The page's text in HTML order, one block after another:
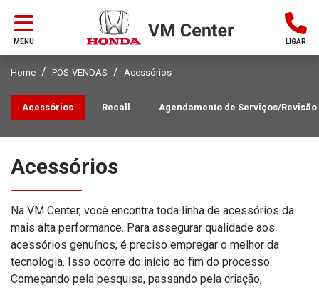
MENU LIGAR
Home PÓS-VENDAS Acessórios
Recall Agendamento de Serviços/Revisão
Acessórios
Acessórios
Na VM Center, você encontra toda linha de acessórios da
mais alta performance. Para assegurar qualidade aos
acessórios genuínos, é preciso empregar o melhor da
tecnologia. Isso ocorre do início ao fim do processo.
Começando pela pesquisa, passando pela criação,